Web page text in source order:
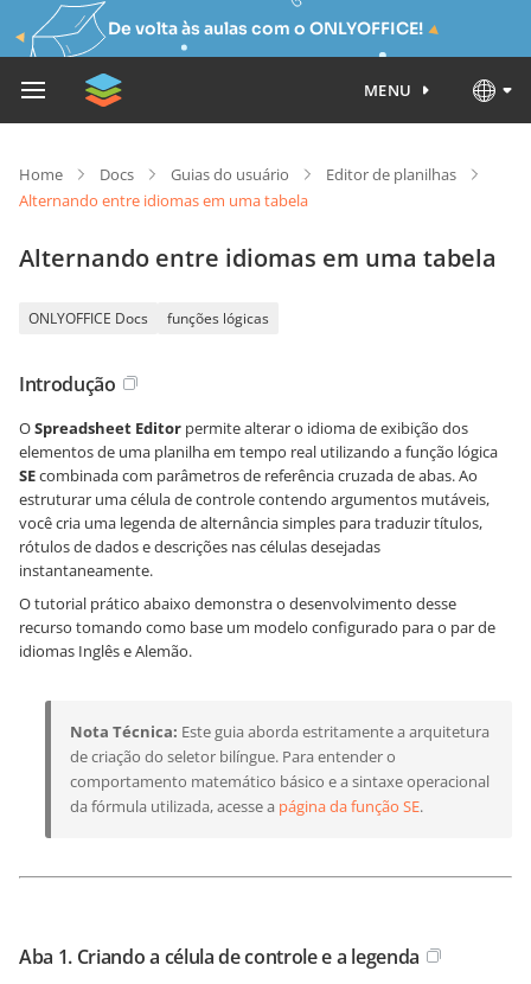
De volta às aulas com o ONLYOFFICE!
MENU
Home Docs Guias do usuário
Editor de planilhas
Alternando entre idiomas em uma tabela
Alternando entre idiomas em uma tabela
ONLYOFFICE Docs funções lógicas
Introdução
OSpreadsheet Editor permite alterar o idioma de exibição dos
elementos de uma planilha em tempo real utilizando a função lógica
SEcombinada com parâmetros de referência cruzada de abas. Ao
estruturar uma célula de controle contendo argumentos mutáveis,
você cria uma legenda de alternância simples para traduzir títulos,
rótulos de dados e descrições nas células desejadas
instantaneamente.
O tutorial prático abaixo demonstra o desenvolvimento desse
recurso tomando como base um modelo configurado para o par de
idiomas Inglês e Alemão.
Nota Técnica: Este guia aborda estritamente a arquitetura
de criação do seletor bilíngue. Para entender o
comportamento matemático básico e a sintaxe operacional
da fórmula utilizada, acesse a página da função SE.
Aba 1. Criando a célula de controle e a legenda